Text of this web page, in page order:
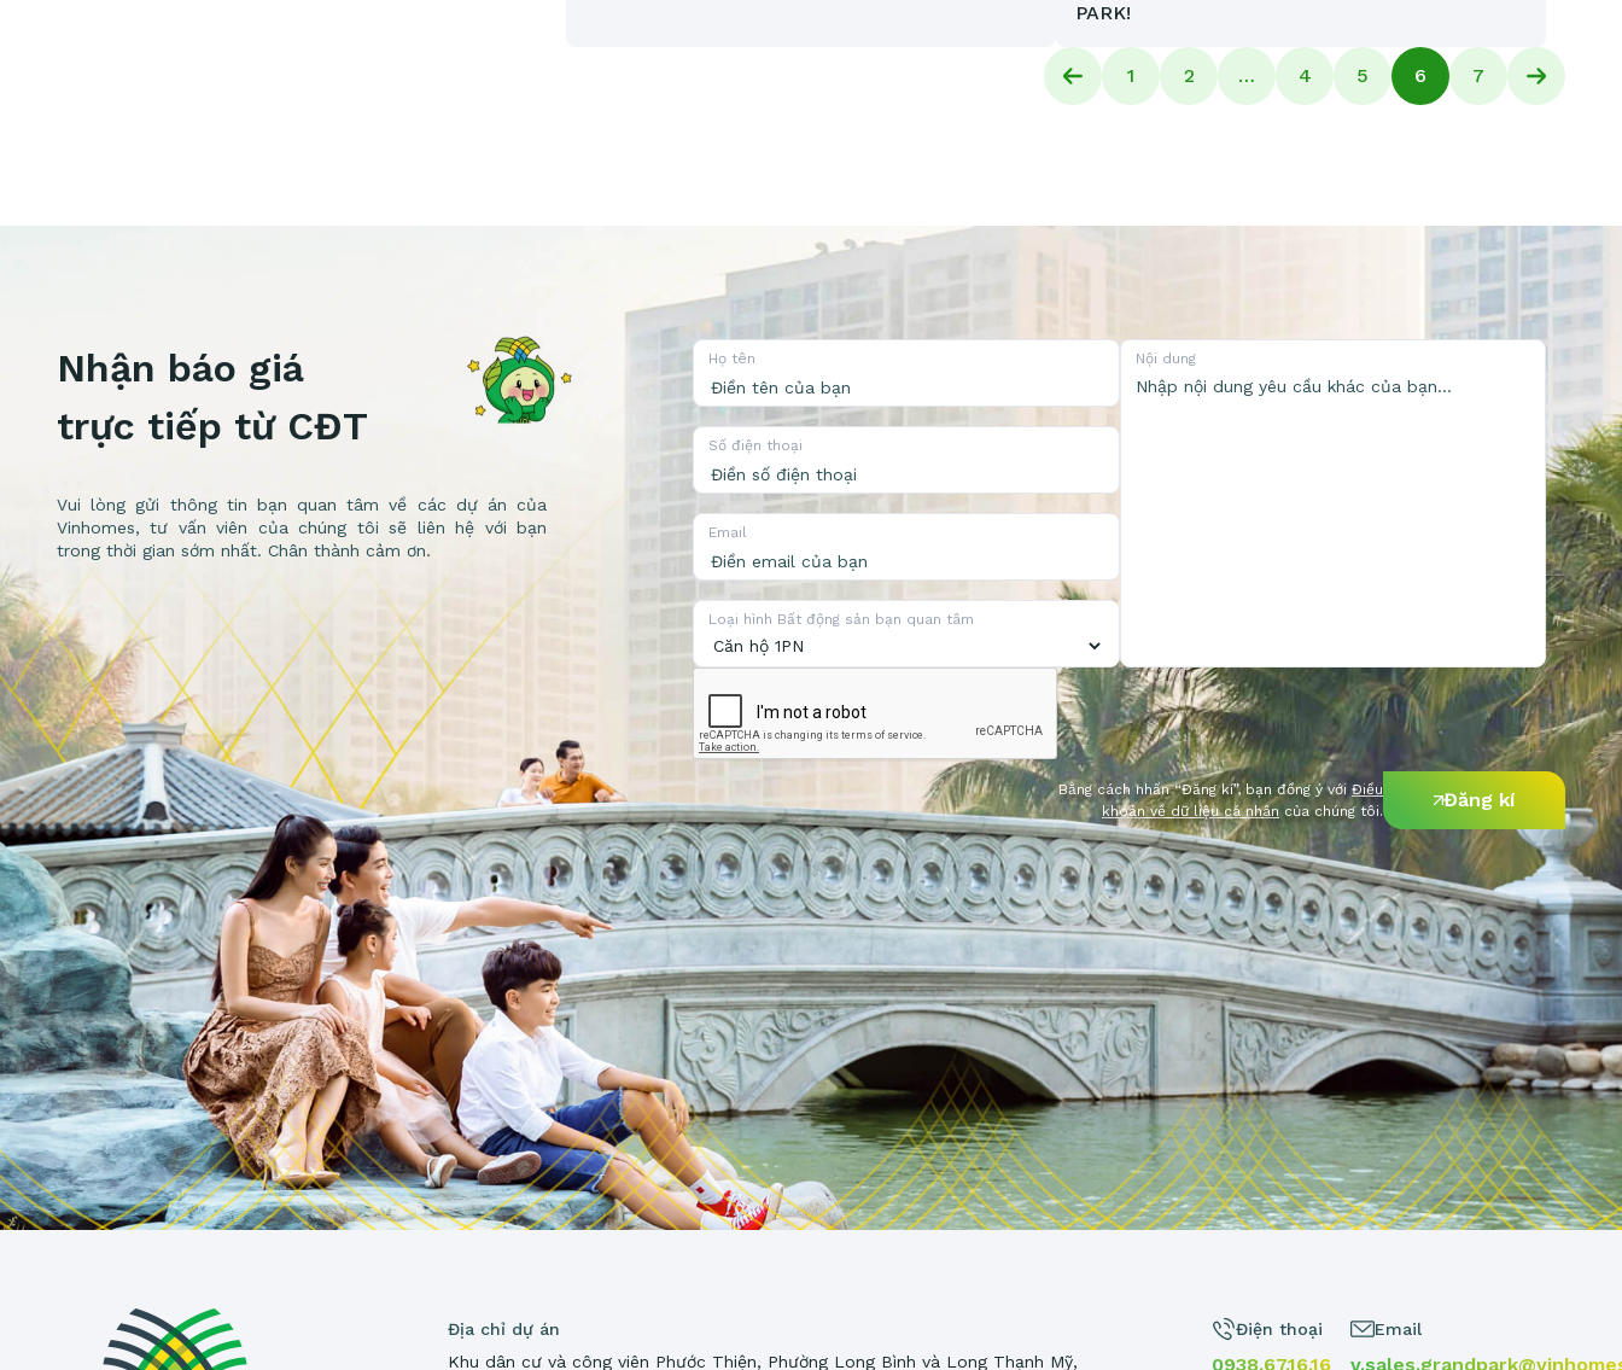
PARK!
1 2 … 4 5 6 7
Nhận báo giá
trực tiếp từ CĐT
Vui lòng gửi thông tin bạn quan tâm về các dự án của
Vinhomes, tư vấn viên của chúng tôi sẽ liên hệ với bạn
trong thời gian sớm nhất. Chân thành cảm ơn.
Họ tên
Số điện thoại
Email
Loại hình Bất động sản bạn quan tâm
Nội dung
Bằng cách nhấn “Đăng kí”, bạn đồng ý với Điều
khoản về dữ liệu cá nhân của chúng tôi. Đăng kí
Địa chỉ dự án
Khu dân cư và công viên Phước Thiện, Phường Long Bình và Long Thạnh Mỹ,
Điện thoại
0938.67.16.16
Email